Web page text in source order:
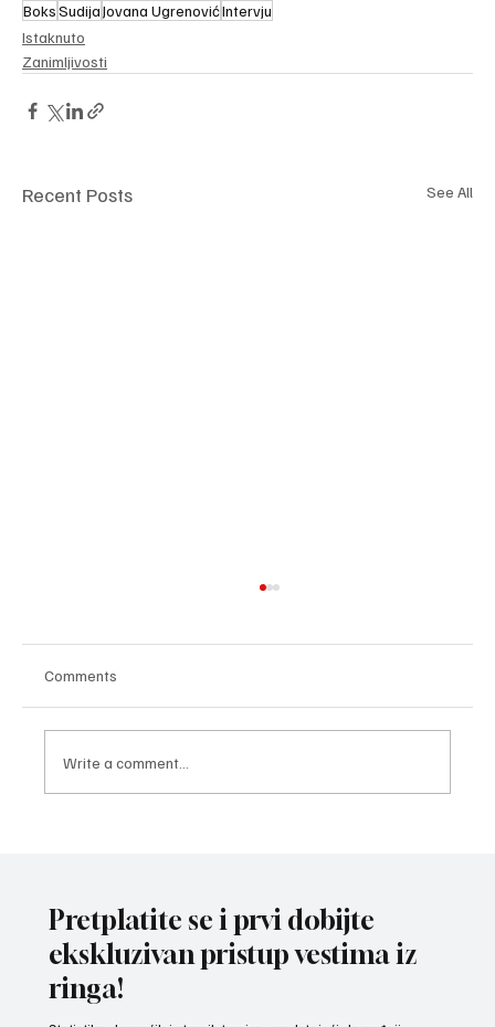
BoksSudijaJovana UgrenovićIntervju
Istaknuto
Zanimljivosti
Recent Posts See All
Comments
Write a comment...
Pretplatite se i prvi dobijte
ekskluzivan pristup vestima iz
ringa!